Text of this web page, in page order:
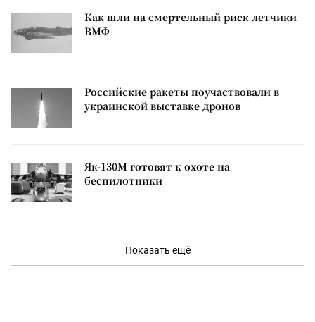
Как шли на смертельный риск летчики
ВМФ
Российские ракеты поучаствовали в
украинской выставке дронов
Як-130М готовят к охоте на
беспилотники
Показать ещё